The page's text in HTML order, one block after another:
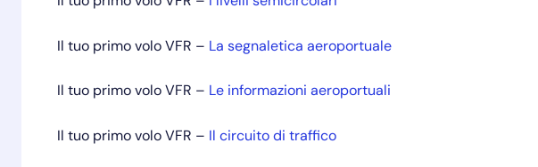
Il tuo primo volo VFR – La segnaletica aeroportuale
Il tuo primo volo VFR – Le informazioni aeroportuali
Il tuo primo volo VFR – Il circuito di traffico